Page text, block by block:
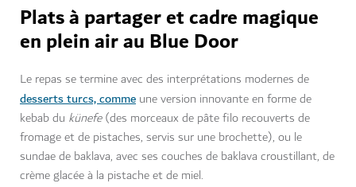
Plats à partager et cadre magique
en plein air au Blue Door
Le repas se termine avec des interprétations modernes de
desserts turcs, comme une version innovante en forme de
kebab du künefe(des morceaux de pâte filo recouverts de
fromage et de pistaches, servis sur une brochette), ou le
sundae de baklava, avec ses couches de baklava croustillant, de
crème glacée à la pistache et de miel.